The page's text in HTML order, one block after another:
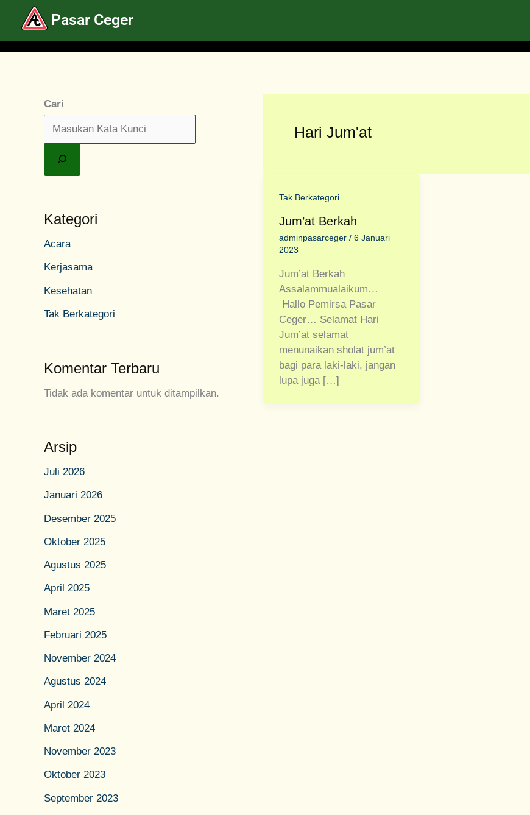
Pasar Ceger
Cari
Kategori
Acara
Kerjasama
Kesehatan
Tak Berkategori
Komentar Terbaru
Tidak ada komentar untuk ditampilkan.
Arsip
Juli 2026
Januari 2026
Desember 2025
Oktober 2025
Agustus 2025
April 2025
Maret 2025
Februari 2025
November 2024
Agustus 2024
April 2024
Maret 2024
November 2023
Oktober 2023
September 2023
Hari Jum'at
Tak Berkategori
Jum’at Berkah
adminpasarceger / 6 Januari
2023
Jum’at Berkah
Assalammualaikum…
Hallo Pemirsa Pasar
Ceger… Selamat Hari
Jum’at selamat
menunaikan sholat jum’at
bagi para laki-laki, jangan
lupa juga […]